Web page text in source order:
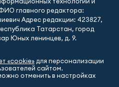
главного редактора:
Адрес редакции: 423827,
Татарстан, город
Юных ленинцев, д. 9.
«cookie» для персонализации
сайтом.
отменить в настройках